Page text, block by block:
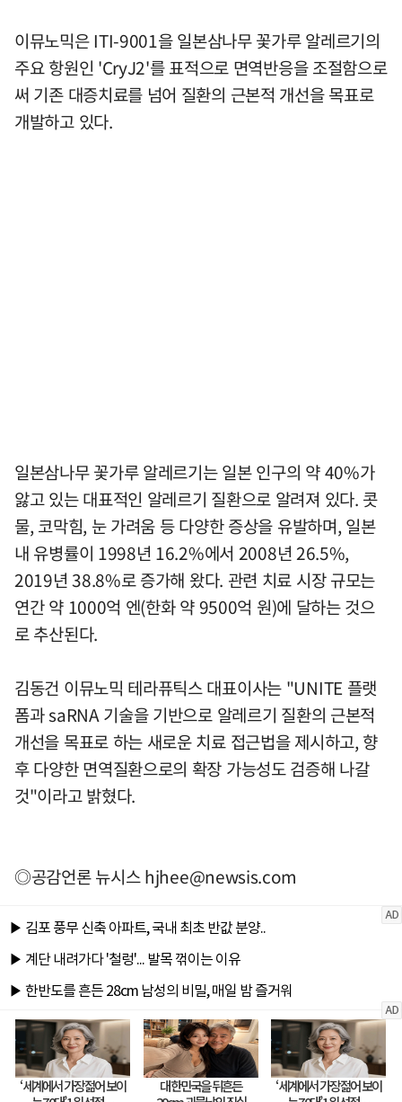
이뮤노믹은 ITI-9001을 일본삼나무 꽃가루 알레르기의
주요 항원인 'CryJ2'를 표적으로 면역반응을 조절함으로
써 기존 대증치료를 넘어 질환의 근본적 개선을 목표로
개발하고 있다.
일본삼나무 꽃가루 알레르기는 일본 인구의 약 40%가
앓고 있는 대표적인 알레르기 질환으로 알려져 있다. 콧
물, 코막힘, 눈 가려움 등 다양한 증상을 유발하며, 일본
내 유병률이 1998년 16.2%에서 2008년 26.5%,
2019년 38.8%로 증가해 왔다. 관련 치료 시장 규모는
연간 약 1000억 엔(한화 약 9500억 원)에 달하는 것으
로 추산된다.
김동건 이뮤노믹 테라퓨틱스 대표이사는 "UNITE 플랫
폼과 saRNA 기술을 기반으로 알레르기 질환의 근본적
개선을 목표로 하는 새로운 치료 접근법을 제시하고, 향
후 다양한 면역질환으로의 확장 가능성도 검증해 나갈
것"이라고 밝혔다.
◎공감언론 뉴시스hjhee@newsis.com